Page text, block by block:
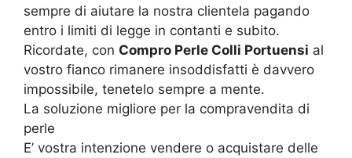
sempre di aiutare la nostra clientela pagando
entro i limiti di legge in contanti e subito.
Ricordate, con Compro Perle Colli Portuensi al
vostro fianco rimanere insoddisfatti è davvero
impossibile, tenetelo sempre a mente.
La soluzione migliore per la compravendita di
perle
E’ vostra intenzione vendere o acquistare delle